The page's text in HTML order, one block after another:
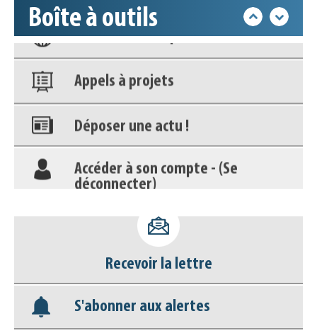
Boîte à outils
Nos veilles Scoop.it
Appels à projets
Déposer une actu !
déconnecter)
Nos veilles Scoop.it
Appels à projets
Recevoir la lettre
S'abonner aux alertes